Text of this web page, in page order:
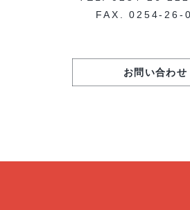
FAX. 0254-26-
お問い合わせ